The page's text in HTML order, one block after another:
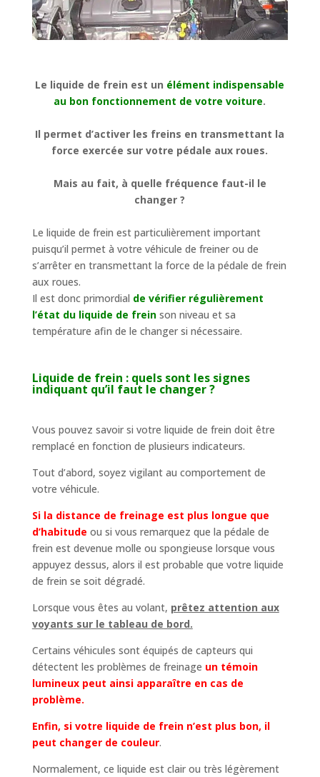
Le liquide de frein est un élément indispensable
au bon fonctionnement de votre voiture.
Il permet d’activer les freins en transmettant la
force exercée sur votre pédale aux roues.
Mais au fait, à quelle fréquence faut-il le
changer ?
Le liquide de frein est particulièrement important
puisqu’il permet à votre véhicule de freiner ou de
s’arrêter en transmettant la force de la pédale de frein
aux roues.
Il est donc primordial de vérifier régulièrement
l’état du liquide de freinson niveau et sa
température afin de le changer si nécessaire.
Liquide de frein : quels sont les signes
indiquant qu’il faut le changer ?
Vous pouvez savoir si votre liquide de frein doit être
remplacé en fonction de plusieurs indicateurs.
Tout d’abord, soyez vigilant au comportement de
votre véhicule.
Si la distance de freinage est plus longue que
d’habitude ou si vous remarquez que la pédale de
frein est devenue molle ou spongieuse lorsque vous
appuyez dessus, alors il est probable que votre liquide
de frein se soit dégradé.
Lorsque vous êtes au volant, prêtez attention aux
voyants sur le tableau de bord.
Certains véhicules sont équipés de capteurs qui
détectent les problèmes de freinage un témoin
lumineux peut ainsi apparaître en cas de
problème.
Enfin, si votre liquide de frein n’est plus bon, il
peut changer de couleur.
Normalement, ce liquide est clair ou très légèrement